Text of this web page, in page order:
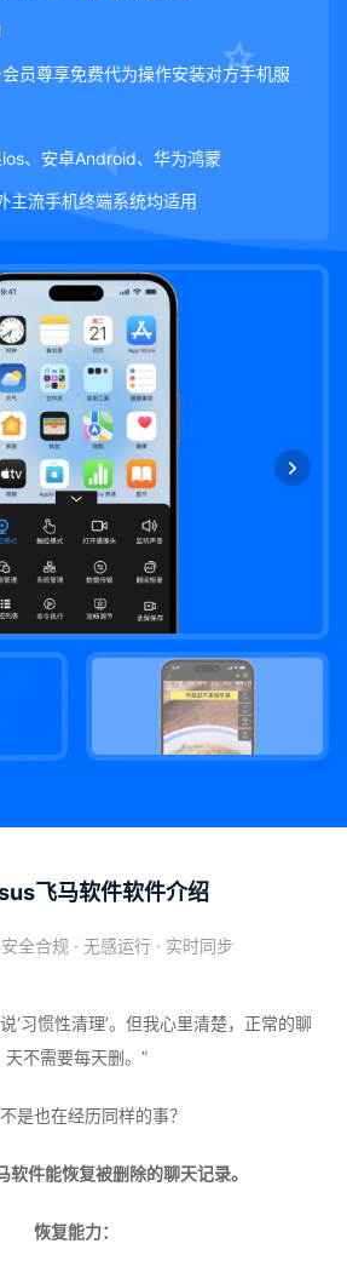
员尊享免费代为操作安装对方手机服
、安卓Android、华为鸿蒙
主流手机终端系统均适用
飞马软件软件介绍
全合规 · 无感运行 · 实时同步
‘习惯性清理’。但我心里清楚，正常的聊
天不需要每天删。”
是也在经历同样的事？
件能恢复被删除的聊天记录。
恢复能力：